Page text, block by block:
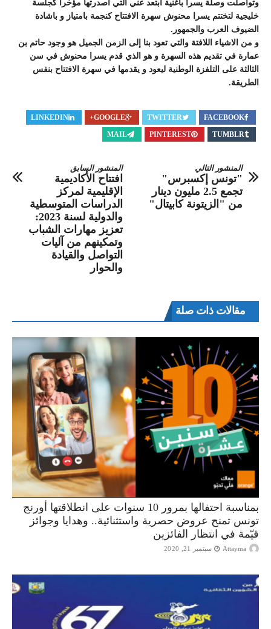
وتواصلت وصلة يسرا بأغنية ابتعد عني التي اصدرتها مؤخرا كجلسة
خليجية لتختتم يسرا محنوش سهرة الافتتاح كنجمة بامتياز و باشادة
الضيوف العرب والجمهور.
و من الاشياء اللافتة والتي تعود بنا إلى الزمن الجميل هو وجود حاتم بن
عمارة في تقديم هذه السهرة و هو الذي قدم يسرا محنوش في سن
الثالثة على التلفزة الوطنية ليعود و يقدمها في سهرة الافتتاح بنفس
الطريقة.
FACEBOOK
TWITTER
GOOGLE+
LINKEDIN
TUMBLR
PINTEREST
MAIL
المنشور السابق
افتتاح الأكاديمية
الإقليمية لمركز
الدراسات المتوسطية
والدولية لسنة 2023:
تعزيز مهارات الشباب
وتمكينهم من آليات
التواصل والقيادة
والحوار
المنشور التالي
"تونس إكسبرس"
تجمع 2.5 مليون دينار
من "الزيتونة كابيتال"
مقالات ذات صلة
بمناسبة احتفالها بمرور 10 سنوات على انطلاقتها أورنج
تونس تمنح عروض حصرية واستثنائية.. وهدايا وجوائز
قيّمة في انتظار الفائزين
Attayma سبتمبر 21, 2020